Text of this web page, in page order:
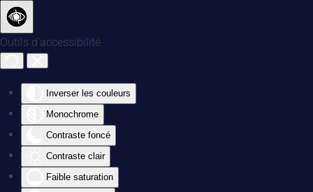
Outils d'accessibilité
Inverser les couleurs
Monochrome
Contraste foncé
Contraste clair
Faible saturation
Accéder au contenu principal